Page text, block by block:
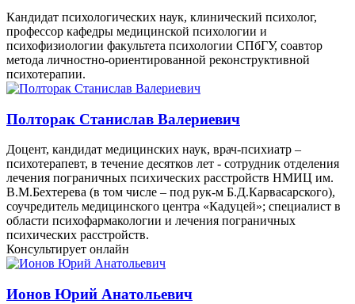
Кандидат психологических наук, клинический психолог,
профессор кафедры медицинской психологии и
психофизиологии факультета психологии СПбГУ, соавтор
метода личностно-ориентированной реконструктивной
психотерапии.
Полторак Станислав Валериевич
Доцент, кандидат медицинских наук, врач-психиатр –
психотерапевт, в течение десятков лет - сотрудник отделения
лечения пограничных психических расстройств НМИЦ им.
В.М.Бехтерева (в том числе – под рук-м Б.Д.Карвасарского),
соучредитель медицинского центра «Кадуцей»; специалист в
области психофармакологии и лечения пограничных
психических расстройств.
Консультирует онлайн
Ионов Юрий Анатольевич